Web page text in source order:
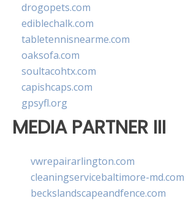
drogopets.com
ediblechalk.com
tabletennisnearme.com
oaksofa.com
soultacohtx.com
capishcaps.com
gpsyfl.org
MEDIA PARTNER III
vwrepairarlington.com
cleaningservicebaltimore-md.com
beckslandscapeandfence.com